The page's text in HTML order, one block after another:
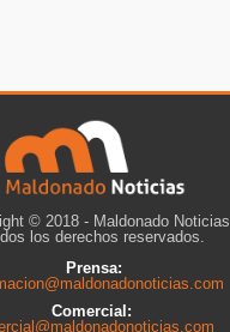
© 2018 - Maldonado Noticias
los derechos reservados.
Prensa:
Comercial: